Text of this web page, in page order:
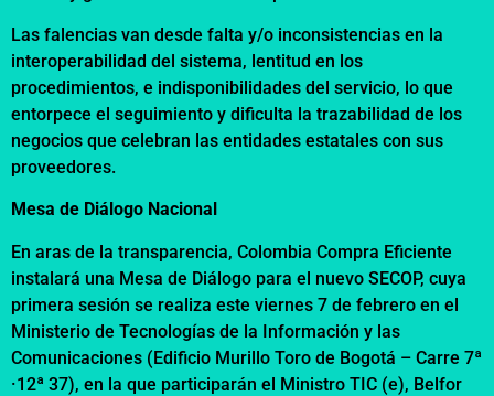
Las falencias van desde falta y/o inconsistencias en la
interoperabilidad del sistema, lentitud en los
procedimientos, e indisponibilidades del servicio, lo que
entorpece el seguimiento y dificulta la trazabilidad de los
negocios que celebran las entidades estatales con sus
proveedores.
Mesa de Diálogo Nacional
En aras de la transparencia, Colombia Compra Eficiente
instalará una Mesa de Diálogo para el nuevo SECOP, cuya
primera sesión se realiza este viernes 7 de febrero en el
Ministerio de Tecnologías de la Información y las
Comunicaciones (Edificio Murillo Toro de Bogotá – Carre 7ª
·12ª 37), en la que participarán el Ministro TIC (e), Belfor